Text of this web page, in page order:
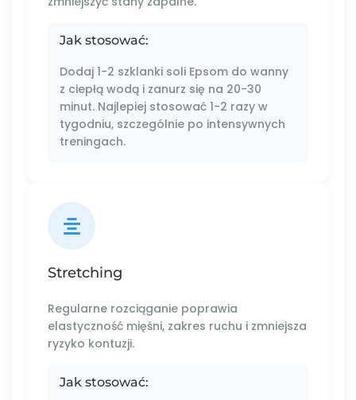
Jak stosować:
Dodaj 1-2 szklanki soli Epsom do wanny
z ciepłą wodą i zanurz się na 20-30
minut. Najlepiej stosować 1-2 razy w
tygodniu, szczególnie po intensywnych
treningach.
Stretching
Regularne rozciąganie poprawia
elastyczność mięśni, zakres ruchu i zmniejsza
ryzyko kontuzji.
Jak stosować: